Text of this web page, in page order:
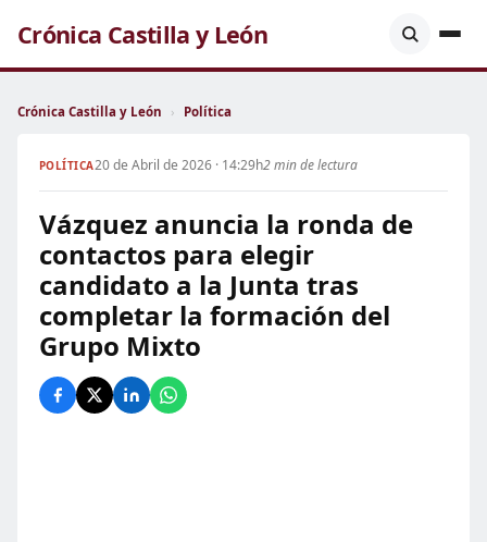
Crónica Castilla y León
Crónica Castilla y León › Política
POLÍTICA20 de Abril de 2026 · 14:29h2 min de lectura
Vázquez anuncia la ronda de
contactos para elegir
candidato a la Junta tras
completar la formación del
Grupo Mixto